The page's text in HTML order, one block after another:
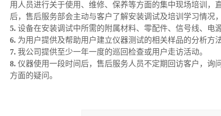
用人员进行关于使用、维修、保养等方面的集中现场培训
后，售后服务部会主动与客户了解安装调试及培训学习情
5. 设备在安装调试中所需的附属材料、零配件、信号线、电
6. 为用户提供及帮助用户建立仪器测试的相关样品的分析方
7. 我公司提供至少一年一度的巡回检查或用户走访活动。
8. 仪器使用一段时间后，售后服务人员不定期回访客户，
方面的疑问。